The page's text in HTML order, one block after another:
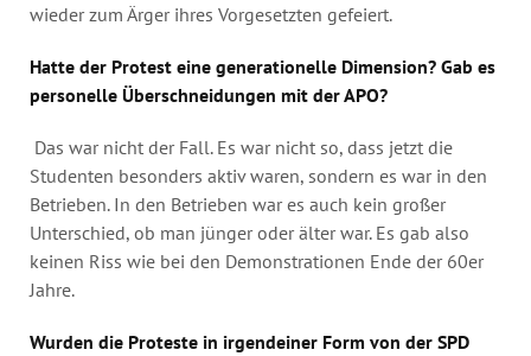
wieder zum Ärger ihres Vorgesetzten gefeiert.
Hatte der Protest eine generationelle Dimension? Gab es
personelle Überschneidungen mit der APO?
Das war nicht der Fall. Es war nicht so, dass jetzt die
Studenten besonders aktiv waren, sondern es war in den
Betrieben. In den Betrieben war es auch kein großer
Unterschied, ob man jünger oder älter war. Es gab also
keinen Riss wie bei den Demonstrationen Ende der 60er
Jahre.
Wurden die Proteste in irgendeiner Form von der SPD